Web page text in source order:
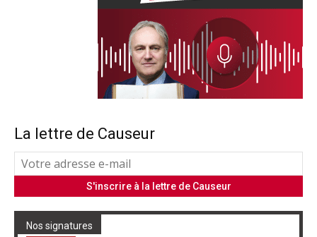
La lettre de Causeur
Nos signatures